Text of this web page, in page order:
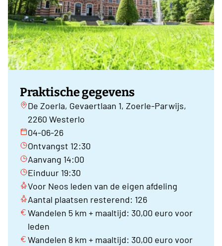
Praktische gegevens
De Zoerla, Gevaertlaan 1, Zoerle-Parwijs,
2260 Westerlo
04-06-26
Ontvangst 12:30
Aanvang 14:00
Einduur 19:30
Voor Neos leden van de eigen afdeling
Aantal plaatsen resterend: 126
Wandelen 5 km + maaltijd: 30,00 euro voor
leden
Wandelen 8 km + maaltijd: 30,00 euro voor